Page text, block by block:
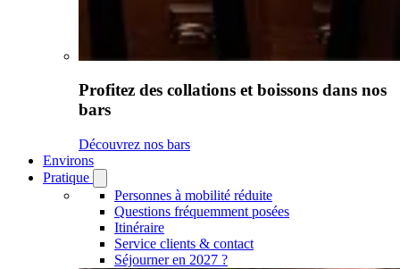
Profitez des collations et boissons dans nos
bars
Découvrez nos bars
Environs
Pratique
Pratique
submenu
Personnes à mobilité réduite
Questions fréquemment posées
Itinéraire
Service clients & contact
Séjourner en 2027 ?